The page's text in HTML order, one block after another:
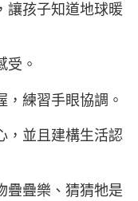
讓孩子知道地球暖
。
練習手眼協調。
，並且建構生活認
疊疊樂、猜猜牠是